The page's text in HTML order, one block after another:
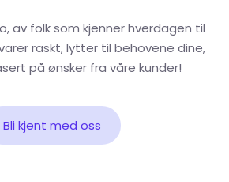
av folk som kjenner hverdagen til
raskt, lytter til behovene dine,
på ønsker fra våre kunder!
Bli kjent med oss